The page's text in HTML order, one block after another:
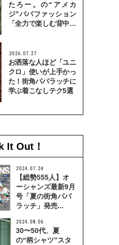
たろー。の“アメカ
ジ”パパファッション
「全力で楽しむ背中を
2026.07.27
お洒落な人ほど「ユニ
クロ」使いが上手かっ
た！街角パパラッチに
学ぶ着こなしテク5選
It Out！
2024.07.24
【総勢555人】オ
ーシャンズ最新9月
号「夏の街角パパ
ラッチ」発売...
2024.08.06
30〜50代、夏
の“柄シャツ”スタ